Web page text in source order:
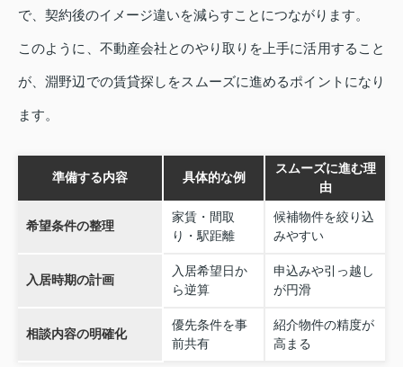
で、契約後のイメージ違いを減らすことにつながります。
このように、不動産会社とのやり取りを上手に活用すること
が、淵野辺での賃貸探しをスムーズに進めるポイントになり
ます。
準備する内容 具体的な例
スムーズに進む理
由
希望条件の整理
家賃・間取
り・駅距離
候補物件を絞り込
みやすい
入居時期の計画
入居希望日か
ら逆算
申込みや引っ越し
が円滑
相談内容の明確化
優先条件を事
前共有
紹介物件の精度が
高まる